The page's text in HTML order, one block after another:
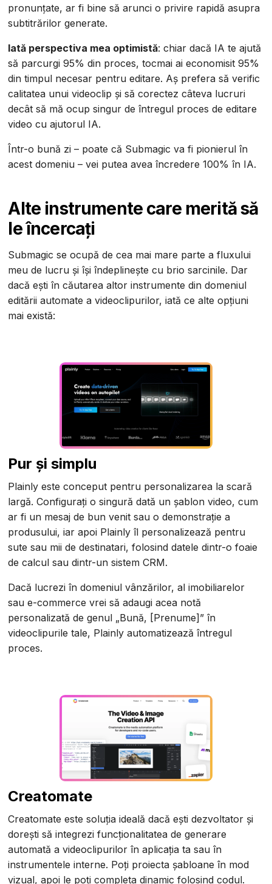
pronunțate, ar fi bine să arunci o privire rapidă asupra
subtitrărilor generate.
Iată perspectiva mea optimistă: chiar dacă IA te ajută
să parcurgi 95% din proces, tocmai ai economisit 95%
din timpul necesar pentru editare. Aș prefera să verific
calitatea unui videoclip și să corectez câteva lucruri
decât să mă ocup singur de întregul proces de editare
video cu ajutorul IA.
Într-o bună zi – poate că Submagic va fi pionierul în
acest domeniu – vei putea avea încredere 100% în IA.
Alte instrumente care merită să
le încercați
Submagic se ocupă de cea mai mare parte a fluxului
meu de lucru și își îndeplinește cu brio sarcinile. Dar
dacă ești în căutarea altor instrumente din domeniul
editării automate a videoclipurilor, iată ce alte opțiuni
mai există:
Pur și simplu
Plainly este conceput pentru personalizarea la scară
largă. Configurați o singură dată un șablon video, cum
ar fi un mesaj de bun venit sau o demonstrație a
produsului, iar apoi Plainly îl personalizează pentru
sute sau mii de destinatari, folosind datele dintr-o foaie
de calcul sau dintr-un sistem CRM.
Dacă lucrezi în domeniul vânzărilor, al imobiliarelor
sau e-commerce vrei să adaugi acea notă
personalizată de genul „Bună, [Prenume]” în
videoclipurile tale, Plainly automatizează întregul
proces.
Creatomate
Creatomate este soluția ideală dacă ești dezvoltator și
dorești să integrezi funcționalitatea de generare
automată a videoclipurilor în aplicația ta sau în
instrumentele interne. Poți proiecta șabloane în mod
vizual, apoi le poți completa dinamic folosind codul.